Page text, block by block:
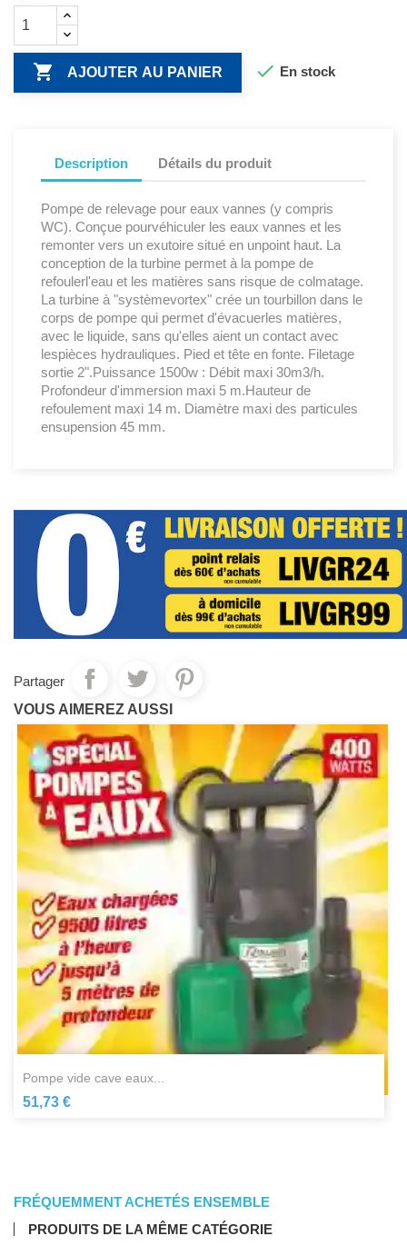
 AJOUTER AU PANIER  En stock
Description Détails du produit
Pompe de relevage pour eaux vannes (y compris
WC). Conçue pourvéhiculer les eaux vannes et les
remonter vers un exutoire situé en unpoint haut. La
conception de la turbine permet à la pompe de
refoulerl'eau et les matières sans risque de colmatage.
La turbine à "systèmevortex" crée un tourbillon dans le
corps de pompe qui permet d'évacuerles matières,
avec le liquide, sans qu'elles aient un contact avec
lespièces hydrauliques. Pied et tête en fonte. Filetage
sortie 2".Puissance 1500w : Débit maxi 30m3/h.
Profondeur d'immersion maxi 5 m.Hauteur de
refoulement maxi 14 m. Diamètre maxi des particules
ensupension 45 mm.
Partager
VOUS AIMEREZ AUSSI
pompe vide cave eaux...
51,73 €
FRÉQUEMMENT ACHETÉS ENSEMBLE
PRODUITS DE LA MÊME CATÉGORIE